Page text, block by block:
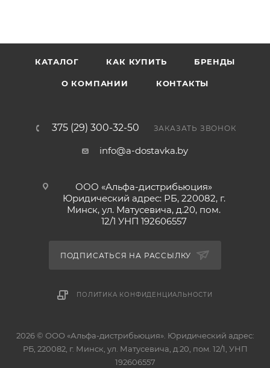
КАТАЛОГ КАК КУПИТЬ БРЕНДЫ
О КОМПАНИИ КОНТАКТЫ
375 (29) 300-32-50 ЗАКАЗАТЬ ЗВОНОК
info@a-dostavka.by
ООО «Альфа-дистрибьюция»
Юридический адрес: РБ, 220082, г.
Минск, ул. Матусевича, д.20, пом.
12/1 УНП 192606557
ПОДПИСАТЬСЯ НА РАССЫЛКУ
ПОЛИТИКА КОНФИДЕНЦИАЛЬНОСТИ
2026 © ООО «Альфа-дистрибьюция». Юридический адрес:
РБ, 220082, г. Минск, ул. Матусевича, д.20, пом. 12/1, УНП
192606557